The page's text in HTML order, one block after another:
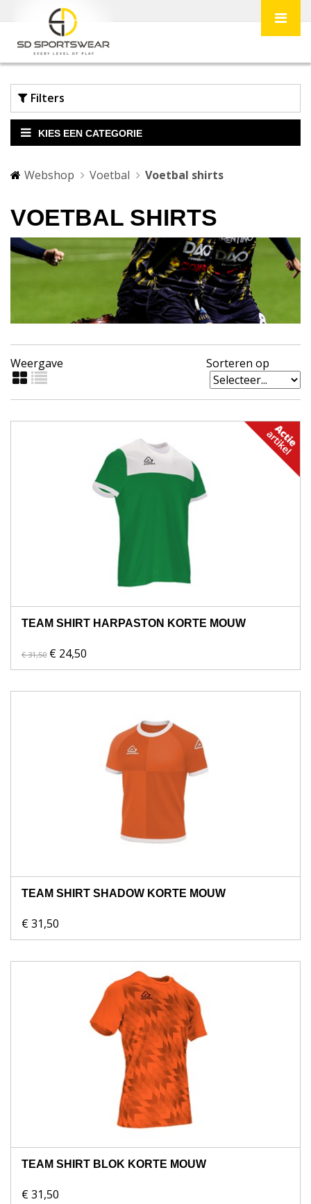
Filters
Merk
Acerbis Sport
KIES EEN CATEGORIE
Webshop Voetbal Voetbal shirts
VOETBAL SHIRTS
Weergave Sorteren op
TEAM SHIRT HARPASTON KORTE MOUW
€ 31,50 € 24,50
TEAM SHIRT SHADOW KORTE MOUW
€ 31,50
TEAM SHIRT BLOK KORTE MOUW
€ 31,50